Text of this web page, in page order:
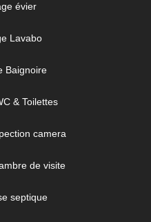
évier
Lavabo
Baignoire
& Toilettes
camera
de visite
septique